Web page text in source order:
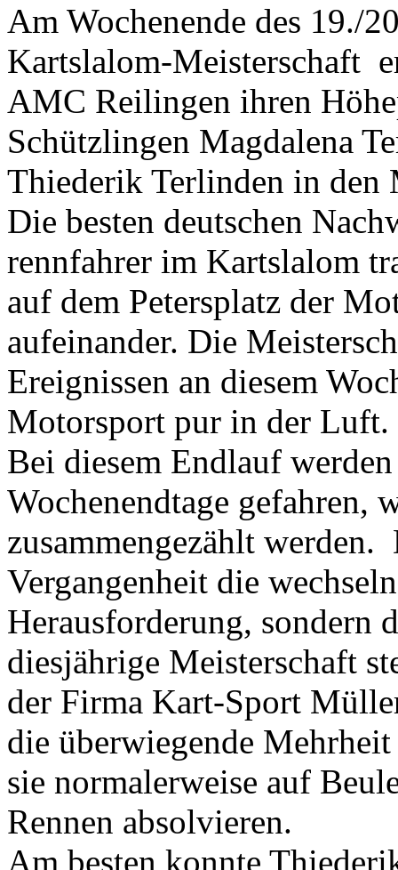
Am Wochenende des 19./
Kartslalom-Meisterschaft
AMC Reilingen ihren
Schützlingen Magdalena
Thiederik Terlinden in den
Die besten deutschen
rennfahrer im Kartslalom
auf dem Petersplatz der
aufeinander. Die
Ereignissen an diesem
Motorsport pur in der Luft.
Bei diesem Endlauf
Wochenendtage gefahren,
zusammengezählt
Vergangenheit die
Herausforderung, sondern
diesjährige Meisterschaft
der Firma Kart-Sport
die überwiegende
sie normalerweise auf
Rennen absolvieren.
Am besten konnte